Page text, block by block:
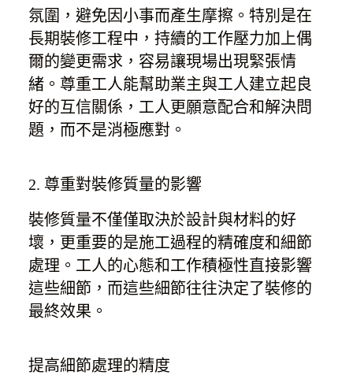
氛圍，避免因小事而產生摩擦。特別是在
長期裝修工程中，持續的工作壓力加上偶
爾的變更需求，容易讓現場出現緊張情
緒。尊重工人能幫助業主與工人建立起良
好的互信關係，工人更願意配合和解決問
題，而不是消極應對。
2. 尊重對裝修質量的影響
裝修質量不僅僅取決於設計與材料的好
壞，更重要的是施工過程的精確度和細節
處理。工人的心態和工作積極性直接影響
這些細節，而這些細節往往決定了裝修的
最終效果。
提高細節處理的精度